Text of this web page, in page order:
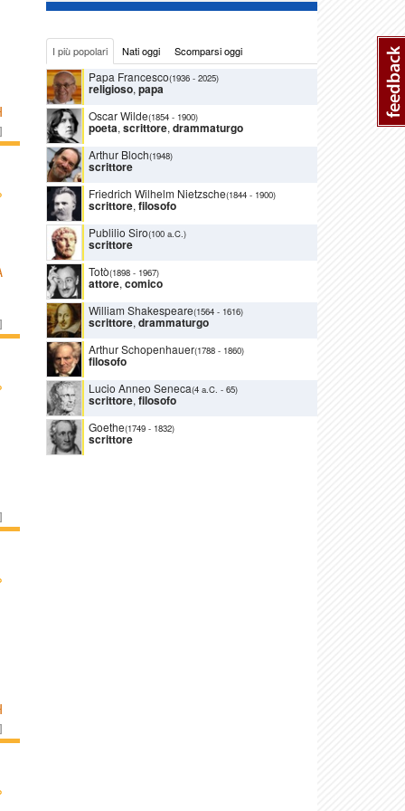
]
]
]
]
I più popolari Nati oggi Scomparsi oggi
Papa Francesco(1936 - 2025)
religioso, papa
Oscar Wilde(1854 - 1900)
poeta, scrittore, drammaturgo
Arthur Bloch(1948)
scrittore
Friedrich Wilhelm Nietzsche(1844 - 1900)
scrittore, filosofo
Publilio Siro(100 a.C.)
scrittore
Totò(1898 - 1967)
attore, comico
William Shakespeare(1564 - 1616)
scrittore, drammaturgo
Arthur Schopenhauer(1788 - 1860)
filosofo
Lucio Anneo Seneca(4 a.C. - 65)
scrittore, filosofo
Goethe(1749 - 1832)
scrittore